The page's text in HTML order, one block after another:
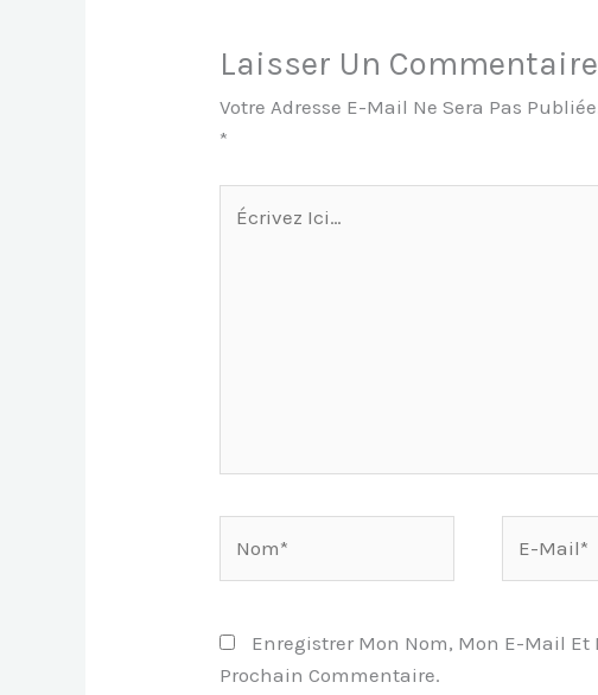
Laisser Un Commentaire
Votre Adresse E-Mail Ne Sera Pas
*
Ici…
Mail*
Enregistrer Mon Nom, Mon E-Mail
Prochain Commentaire.